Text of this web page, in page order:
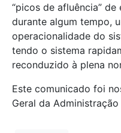
“picos de afluência”
durante algum tempo,
operacionalidade do
tendo o sistema
reconduzido à plena
Este comunicado foi
Geral da Administração